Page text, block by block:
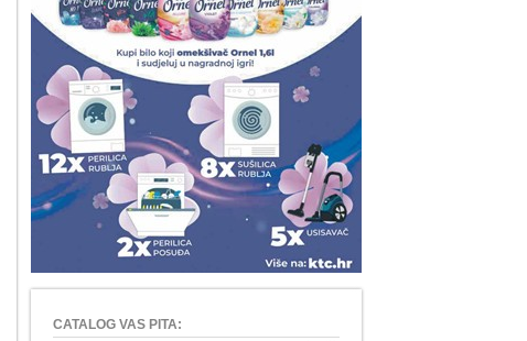
CATALOG VAS PITA: